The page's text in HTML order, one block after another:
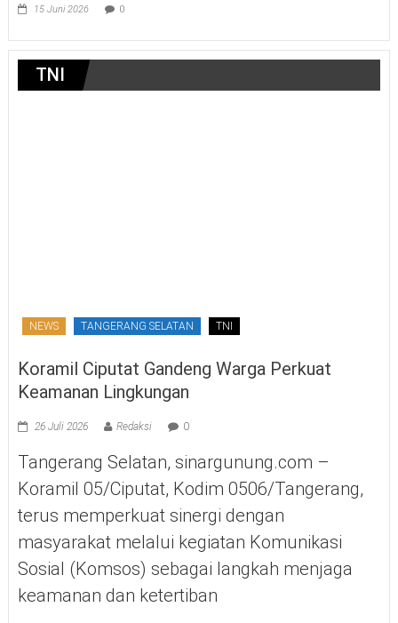
15 Juni 2026 0
TNI
NEWS TANGERANG SELATAN TNI
Koramil Ciputat Gandeng Warga Perkuat
Keamanan Lingkungan
26 Juli 2026 Redaksi 0
Tangerang Selatan, sinargunung.com –
Koramil 05/Ciputat, Kodim 0506/Tangerang,
terus memperkuat sinergi dengan
masyarakat melalui kegiatan Komunikasi
Sosial (Komsos) sebagai langkah menjaga
keamanan dan ketertiban